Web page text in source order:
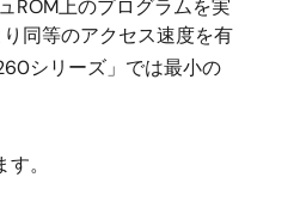
ROM上のプログラムを実
同等のアクセス速度を有
シリーズ」では最小の
。